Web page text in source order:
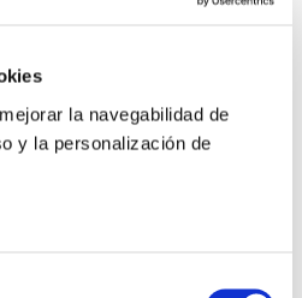
la navegabilidad de
y la personalización de
sobre la Exhortación
de Religiosos ha
día 1 de marzo, una
Apostólica “Evangelii